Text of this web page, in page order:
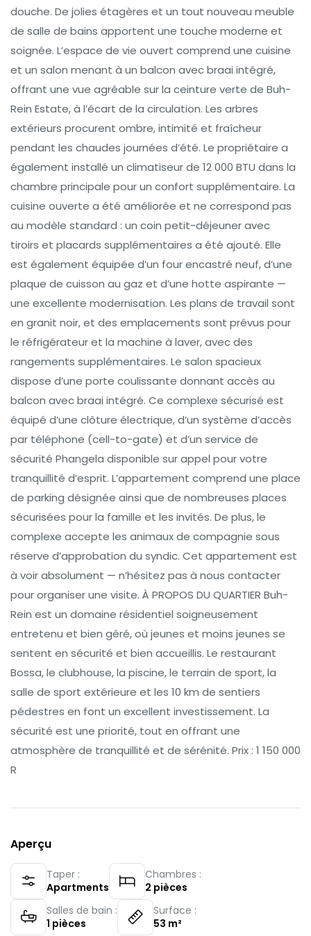
douche. De jolies étagères et un tout nouveau meuble
de salle de bains apportent une touche moderne et
soignée. L’espace de vie ouvert comprend une cuisine
et un salon menant à un balcon avec braai intégré,
offrant une vue agréable sur la ceinture verte de Buh-
Rein Estate, à l’écart de la circulation. Les arbres
extérieurs procurent ombre, intimité et fraîcheur
pendant les chaudes journées d’été. Le propriétaire a
également installé un climatiseur de 12 000 BTU dans la
chambre principale pour un confort supplémentaire. La
cuisine ouverte a été améliorée et ne correspond pas
au modèle standard : un coin petit-déjeuner avec
tiroirs et placards supplémentaires a été ajouté. Elle
est également équipée d’un four encastré neuf, d’une
plaque de cuisson au gaz et d’une hotte aspirante —
une excellente modernisation. Les plans de travail sont
en granit noir, et des emplacements sont prévus pour
le réfrigérateur et la machine à laver, avec des
rangements supplémentaires. Le salon spacieux
dispose d’une porte coulissante donnant accès au
balcon avec braai intégré. Ce complexe sécurisé est
équipé d’une clôture électrique, d’un système d’accès
par téléphone (cell-to-gate) et d’un service de
sécurité Phangela disponible sur appel pour votre
tranquillité d’esprit. L’appartement comprend une place
de parking désignée ainsi que de nombreuses places
sécurisées pour la famille et les invités. De plus, le
complexe accepte les animaux de compagnie sous
réserve d’approbation du syndic. Cet appartement est
à voir absolument — n’hésitez pas à nous contacter
pour organiser une visite. À PROPOS DU QUARTIER Buh-
Rein est un domaine résidentiel soigneusement
entretenu et bien géré, où jeunes et moins jeunes se
sentent en sécurité et bien accueillis. Le restaurant
Bossa, le clubhouse, la piscine, le terrain de sport, la
salle de sport extérieure et les 10 km de sentiers
pédestres en font un excellent investissement. La
sécurité est une priorité, tout en offrant une
atmosphère de tranquillité et de sérénité. Prix : 1 150 000
R
Aperçu
Taper :
Apartments
Chambres :
2 pièces
Salles de bain :
1 pièces
Surface :
53 m²